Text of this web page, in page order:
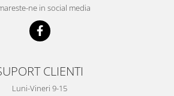
ne in social media
CLIENTI
Luni-Vineri 9-15